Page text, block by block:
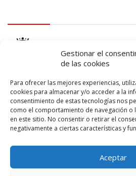
Gestionar el
de las cookies
Para ofrecer las mejores experiencias,
cookies para almacenar y/o acceder a la
consentimiento de estas tecnologías nos
como el comportamiento de navegación o
en este sitio. No consentir o retirar el
negativamente a ciertas características y
Aceptar
logo SID